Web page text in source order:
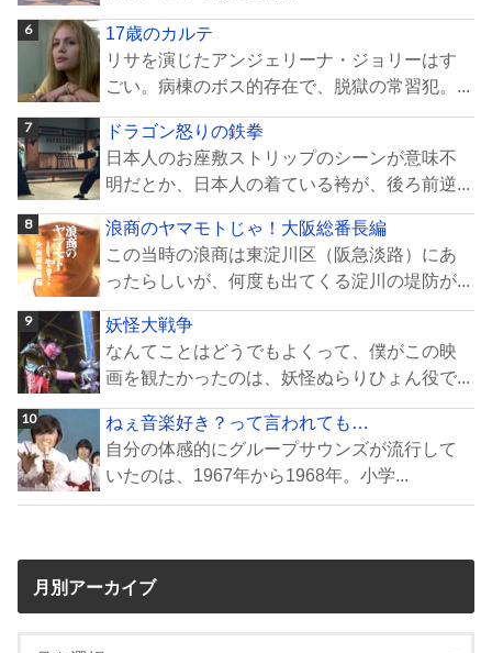
17歳のカルテ
リサを演じたアンジェリーナ・ジョリーはす
ごい。病棟のボス的存在で、脱獄の常習犯。...
ドラゴン怒りの鉄拳
日本人のお座敷ストリップのシーンが意味不
明だとか、日本人の着ている袴が、後ろ前逆...
浪商のヤマモトじゃ！大阪総番長編
この当時の浪商は東淀川区（阪急淡路）にあ
ったらしいが、何度も出てくる淀川の堤防が...
妖怪大戦争
なんてことはどうでもよくって、僕がこの映
画を観たかったのは、妖怪ぬらりひょん役で...
ねぇ音楽好き？って言われても…
自分の体感的にグループサウンズが流行して
いたのは、1967年から1968年。小学...
月別アーカイブ